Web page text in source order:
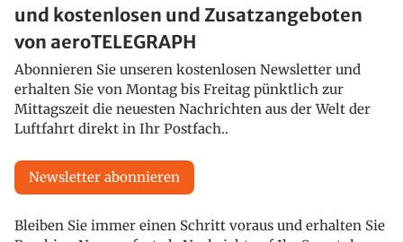
und kostenlosen und Zusatzangeboten
von aeroTELEGRAPH
Abonnieren Sie unseren kostenlosen Newsletter und
erhalten Sie von Montag bis Freitag pünktlich zur
Mittagszeit die neuesten Nachrichten aus der Welt der
Luftfahrt direkt in Ihr Postfach..
Newsletter abonnieren
Bleiben Sie immer einen Schritt voraus und erhalten Sie